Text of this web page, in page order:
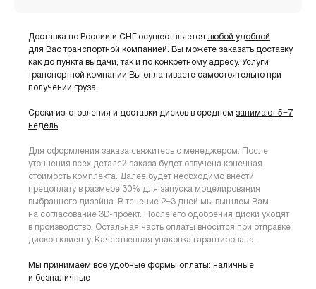
Доставка по России и СНГ осуществляется любой удобной
для Вас транспортной компанией. Вы можете заказать доставку
как до пункта выдачи, так и по конкретному адресу. Услуги
транспортной компании Вы оплачиваете самостоятельно при
получении груза.
Сроки изготовления и доставки дисков в среднем занимают 5−7
недель
Для оформления заказа свяжитесь с менеджером. После
уточнения всех деталей заказа будет озвучена конечная
стоимость комплекта. Далее будет необходимо внести
предоплату в размере 30% для запуска моделирования
выбранного дизайна. В течение 2−3 дней мы вышлем Вам
на согласование 3D-проект. После его одобрения диски уходят
в производство. Остальная часть оплаты вносится при отправке
дисков клиенту. Качественная упаковка гарантирована.
Мы принимаем все удобные формы оплаты: наличные
и безналичные